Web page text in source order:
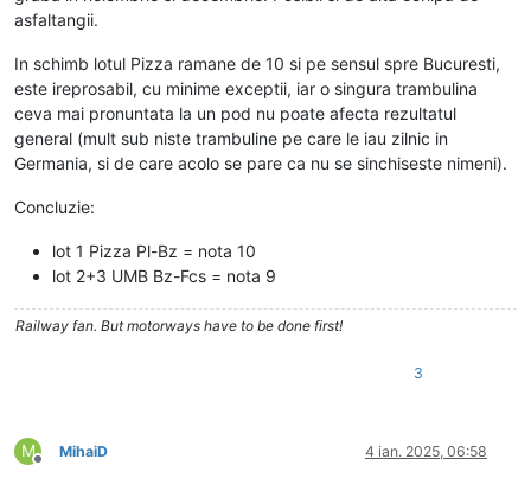
asfaltangii.
In schimb lotul Pizza ramane de 10 si pe sensul spre Bucuresti,
este ireprosabil, cu minime exceptii, iar o singura trambulina
ceva mai pronuntata la un pod nu poate afecta rezultatul
general (mult sub niste trambuline pe care le iau zilnic in
Germania, si de care acolo se pare ca nu se sinchiseste nimeni).
Concluzie:
lot 1 Pizza Pl-Bz = nota 10
lot 2+3 UMB Bz-Fcs = nota 9
Railway fan. But motorways have to be done first!
3
M
Deconectat
MihaiD 4 ian. 2025, 06:58